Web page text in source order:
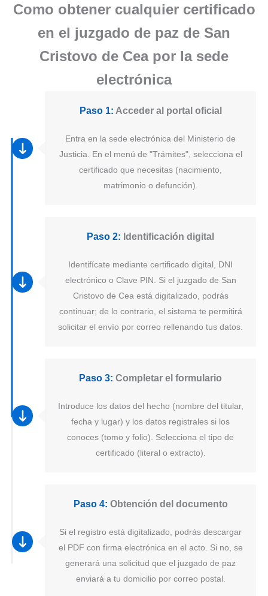
Como obtener cualquier certificado
en el juzgado de paz de San
Cristovo de Cea por la sede
electrónica
Paso 1: Acceder al portal oficial
Entra en la sede electrónica del Ministerio de
Justicia. En el menú de "Trámites", selecciona el
certificado que necesitas (nacimiento,
matrimonio o defunción).
Paso 2: Identificación digital
Identifícate mediante certificado digital, DNI
electrónico o Clave PIN. Si el juzgado de San
Cristovo de Cea está digitalizado, podrás
continuar; de lo contrario, el sistema te permitirá
solicitar el envío por correo rellenando tus datos.
Paso 3: Completar el formulario
Introduce los datos del hecho (nombre del titular,
fecha y lugar) y los datos registrales si los
conoces (tomo y folio). Selecciona el tipo de
certificado (literal o extracto).
Paso 4: Obtención del documento
Si el registro está digitalizado, podrás descargar
el PDF con firma electrónica en el acto. Si no, se
generará una solicitud que el juzgado de paz
enviará a tu domicilio por correo postal.